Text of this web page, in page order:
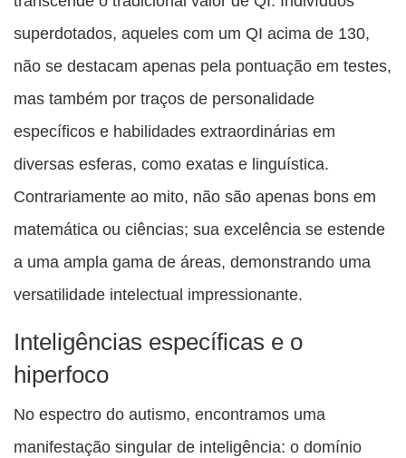
superdotados, aqueles com um QI acima de 130,
não se destacam apenas pela pontuação em testes,
mas também por traços de personalidade
específicos e habilidades extraordinárias em
diversas esferas, como exatas e linguística.
Contrariamente ao mito, não são apenas bons em
matemática ou ciências; sua excelência se estende
a uma ampla gama de áreas, demonstrando uma
versatilidade intelectual impressionante.
Inteligências específicas e o
hiperfoco
No espectro do autismo, encontramos uma
manifestação singular de inteligência: o domínio